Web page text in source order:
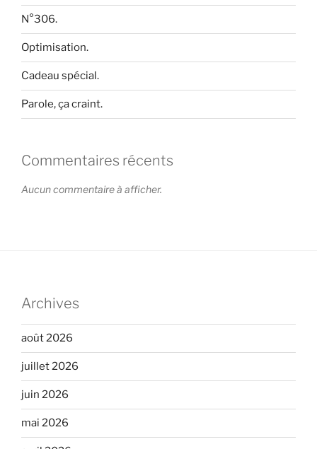
N°306.
Optimisation.
Cadeau spécial.
Parole, ça craint.
Commentaires récents
Aucun commentaire à afficher.
Archives
août 2026
juillet 2026
juin 2026
mai 2026